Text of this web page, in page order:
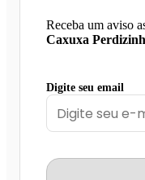
Receba um aviso
Caxuxa
Digite seu email